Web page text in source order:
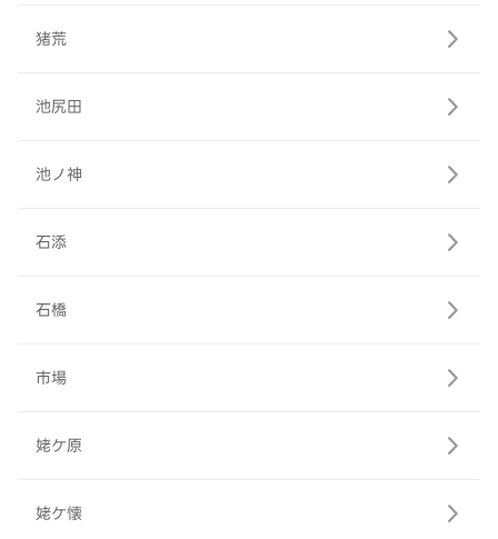
猪荒
池尻田
池ノ神
石添
石橋
市場
姥ケ原
姥ケ懐